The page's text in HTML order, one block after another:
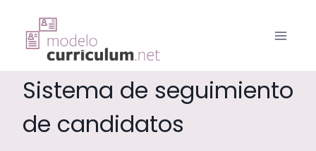
contenido
Sistema de seguimiento
de candidatos